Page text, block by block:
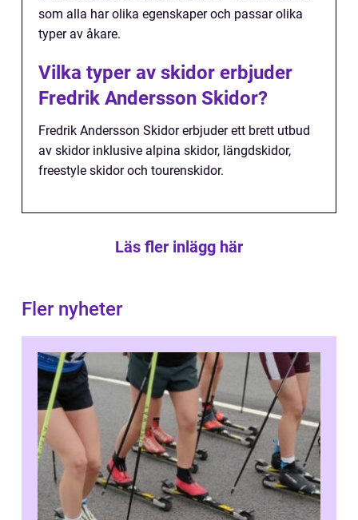
som alla har olika egenskaper och passar olika
typer av åkare.
Vilka typer av skidor erbjuder
Fredrik Andersson Skidor?
Fredrik Andersson Skidor erbjuder ett brett utbud
av skidor inklusive alpina skidor, längdskidor,
freestyle skidor och tourenskidor.
Läs fler inlägg här
Fler nyheter